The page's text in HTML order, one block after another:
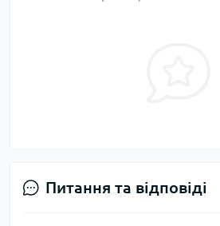
Питання та відповіді